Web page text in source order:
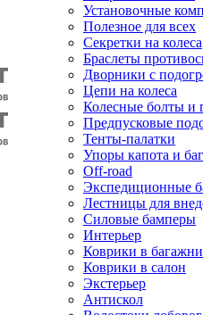
Установочные
Полезное для всех
Секретки на колеса
Браслеты
Дворники с
Цепи на колеса
Колесные болты и
Предпусковые
Тенты-палатки
Упоры капота и
Off-road
Экспедиционные
Лестницы для
Силовые бамперы
Интерьер
Коврики в
Коврики в салон
Экстерьер
Антискол